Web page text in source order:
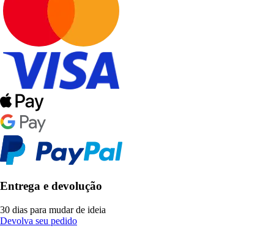
Entrega e devolução
30 dias para mudar de ideia
Devolva seu pedido